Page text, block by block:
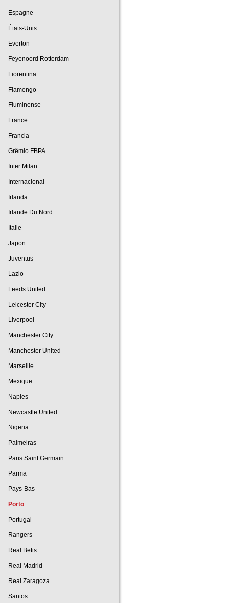
Espagne
États-Unis
Everton
Feyenoord Rotterdam
Fiorentina
Flamengo
Fluminense
France
Francia
Grêmio FBPA
Inter Milan
Internacional
Irlanda
Irlande Du Nord
Italie
Japon
Juventus
Lazio
Leeds United
Leicester City
Liverpool
Manchester City
Manchester United
Marseille
Mexique
Naples
Newcastle United
Nigeria
Palmeiras
Paris Saint Germain
Parma
Pays-Bas
Porto
Portugal
Rangers
Real Betis
Real Madrid
Real Zaragoza
Santos